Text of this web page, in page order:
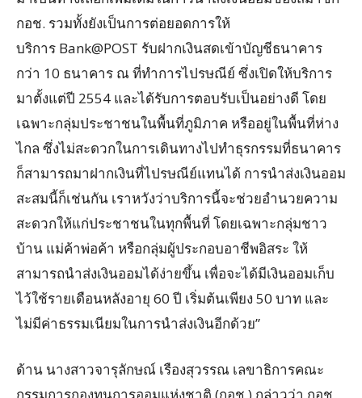
กอช. รวมทั้งยังเป็นการต่อยอดการให้
บริการ Bank@POST รับฝากเงินสดเข้าบัญชีธนาคาร
กว่า 10 ธนาคาร ณ ที่ทำการไปรษณีย์ ซึ่งเปิดให้บริการ
มาตั้งแต่ปี 2554 และได้รับการตอบรับเป็นอย่างดี โดย
เฉพาะกลุ่มประชาชนในพื้นที่ภูมิภาค หรืออยู่ในพื้นที่ห่าง
ไกล ซึ่งไม่สะดวกในการเดินทางไปทำธุรกรรมที่ธนาคาร
ก็สามารถมาฝากเงินที่ไปรษณีย์แทนได้ การนำส่งเงินออม
สะสมนี้ก็เช่นกัน เราหวังว่าบริการนี้จะช่วยอำนวยความ
สะดวกให้แก่ประชาชนในทุกพื้นที่ โดยเฉพาะกลุ่มชาว
บ้าน แม่ค้าพ่อค้า หรือกลุ่มผู้ประกอบอาชีพอิสระ ให้
สามารถนำส่งเงินออมได้ง่ายขึ้น เพื่อจะได้มีเงินออมเก็บ
ไว้ใช้รายเดือนหลังอายุ 60 ปี เริ่มต้นเพียง 50 บาท และ
ไม่มีค่าธรรมเนียมในการนำส่งเงินอีกด้วย”
ด้าน นางสาวจารุลักษณ์ เรืองสุวรรณ เลขาธิการคณะ